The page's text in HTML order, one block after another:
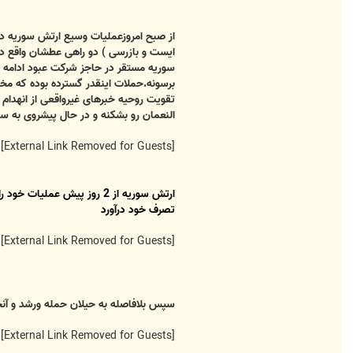
از صبح امروزعملیات وسیع ارتش
ایست و بازرسی ) دو راهی عطشان
سوریه مستقر در حاجز شرکت عبود
برسونه.حملات اینقدر گسترده بوده
تقویت روحیه خبرهای غیرواقعی از
النعمان رو بشکنه و در حال
[External Link Removed for Guests]
تصرف خود درآورد
[External Link Removed for Guests]
سپس بلافاصله به حیلان حمله ورشد و
[External Link Removed for Guests]